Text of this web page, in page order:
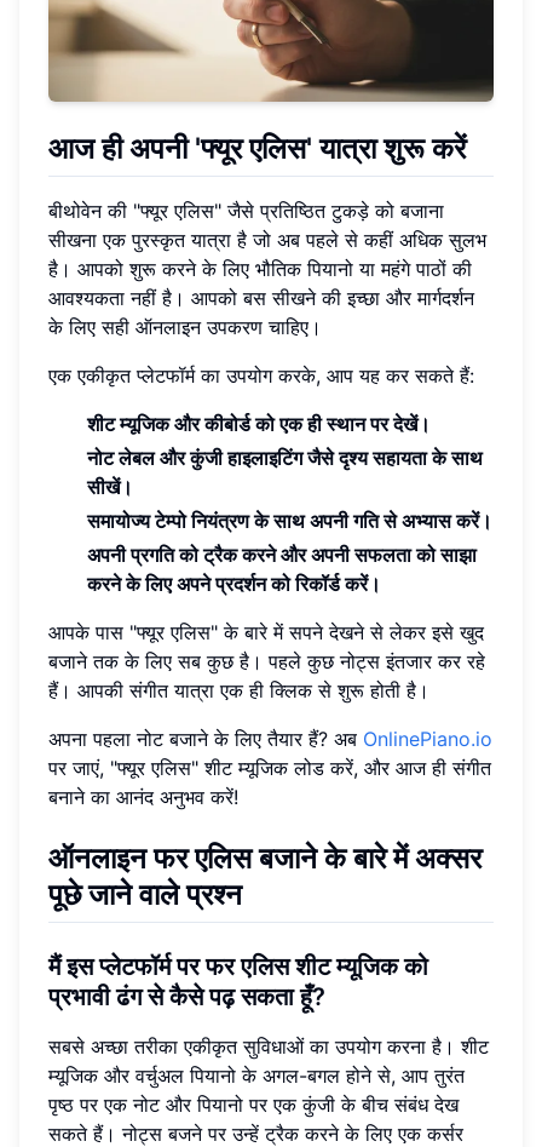
आज ही अपनी 'फ्यूर एलिस' यात्रा शुरू करें
बीथोवेन की "फ्यूर एलिस" जैसे प्रतिष्ठित टुकड़े को बजाना
सीखना एक पुरस्कृत यात्रा है जो अब पहले से कहीं अधिक सुलभ
है। आपको शुरू करने के लिए भौतिक पियानो या महंगे पाठों की
आवश्यकता नहीं है। आपको बस सीखने की इच्छा और मार्गदर्शन
के लिए सही ऑनलाइन उपकरण चाहिए।
एक एकीकृत प्लेटफॉर्म का उपयोग करके, आप यह कर सकते हैं:
शीट म्यूजिक और कीबोर्ड को एक ही स्थान पर देखें।
नोट लेबल और कुंजी हाइलाइटिंग जैसे दृश्य सहायता के साथ
सीखें।
समायोज्य टेम्पो नियंत्रण के साथ अपनी गति से अभ्यास करें।
अपनी प्रगति को ट्रैक करने और अपनी सफलता को साझा
करने के लिए अपने प्रदर्शन को रिकॉर्ड करें।
आपके पास "फ्यूर एलिस" के बारे में सपने देखने से लेकर इसे खुद
बजाने तक के लिए सब कुछ है। पहले कुछ नोट्स इंतजार कर रहे
हैं। आपकी संगीत यात्रा एक ही क्लिक से शुरू होती है।
अपना पहला नोट बजाने के लिए तैयार हैं? अब OnlinePiano.io
पर जाएं, "फ्यूर एलिस" शीट म्यूजिक लोड करें, और आज ही संगीत
बनाने का आनंद अनुभव करें!
ऑनलाइन फर एलिस बजाने के बारे में अक्सर
पूछे जाने वाले प्रश्न
मैं इस प्लेटफॉर्म पर फर एलिस शीट म्यूजिक को
प्रभावी ढंग से कैसे पढ़ सकता हूँ?
सबसे अच्छा तरीका एकीकृत सुविधाओं का उपयोग करना है। शीट
म्यूजिक और वर्चुअल पियानो के अगल-बगल होने से, आप तुरंत
पृष्ठ पर एक नोट और पियानो पर एक कुंजी के बीच संबंध देख
सकते हैं। नोट्स बजने पर उन्हें ट्रैक करने के लिए एक कर्सर